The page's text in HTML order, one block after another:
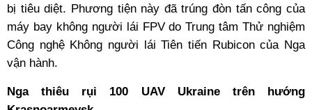
bị tiêu diệt. Phương tiện này đã trúng đòn tấn công của
máy bay không người lái FPV do Trung tâm Thử nghiệm
Công nghệ Không người lái Tiên tiến Rubicon của Nga
vận hành.
Nga thiêu rụi 100 UAV Ukraine trên hướng